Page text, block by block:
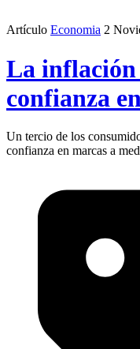
Artículo Economia 2
La inflación
confianza
Un tercio de los
confianza en marcas a